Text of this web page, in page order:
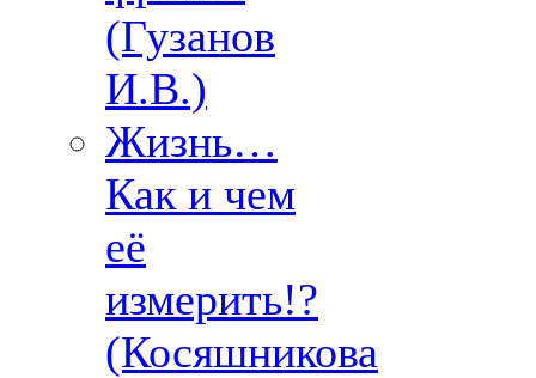
(Гузанов
И.В.)
Жизнь…
Как и чем
её
измерить!?
(Косяшникова